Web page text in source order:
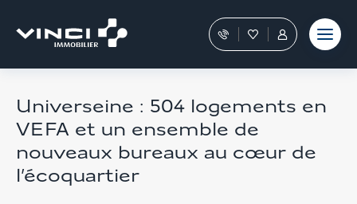
contenu
moment
Nos
conseillers
vous
dans
votre
achat
FavorisTous
les
services
dans
votre
Personnel
Universeine : 504 logements en
VEFA et un ensemble de
nouveaux bureaux au cœur de
l’écoquartier